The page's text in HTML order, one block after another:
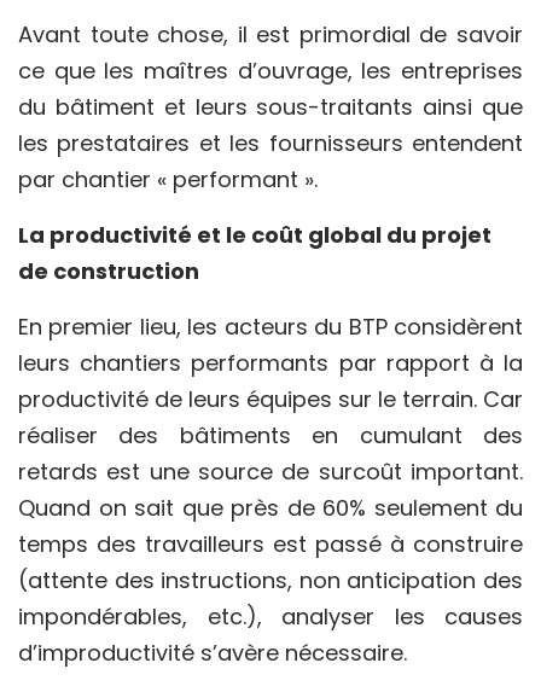
Avant toute chose, il est primordial de savoir
ce que les maîtres d’ouvrage, les entreprises
du bâtiment et leurs sous-traitants ainsi que
les prestataires et les fournisseurs entendent
par chantier « performant ».
La productivité et le coût global du projet
de construction
En premier lieu, les acteurs du BTP considèrent
leurs chantiers performants par rapport à la
productivité de leurs équipes sur le terrain. Car
réaliser des bâtiments en cumulant des
retards est une source de surcoût important.
Quand on sait que près de 60% seulement du
temps des travailleurs est passé à construire
(attente des instructions, non anticipation des
impondérables, etc.), analyser les causes
d’improductivité s’avère nécessaire.